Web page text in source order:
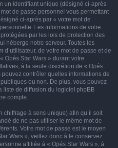
un identifiant unique (désigné ci-après
de passe personnel vous permettant
ci-après par « votre mot de
Les informations de votre
par les lois de protection des
héberge notre serveur. Toutes les
d’utilisateur, de votre mot de passe et de
Opés Star Wars » durant votre
à la seule discrétion de « Opés
contrôler quelles informations de
ou non. De plus, vous pouvez
liste de diffusion du logiciel phpBB
compte.
chiffrage à sens unique) afin qu’il soit
de ne pas utiliser le même mot de
Votre mot de passe est le moyen
Wars », veillez donc à le conservez
affiliée à « Opés Star Wars », à